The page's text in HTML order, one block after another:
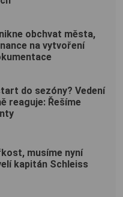
obchvat města,
na vytvoření
do sezóny? Vedení
reaguje: Řešíme
musíme nyní
kapitán Schleiss